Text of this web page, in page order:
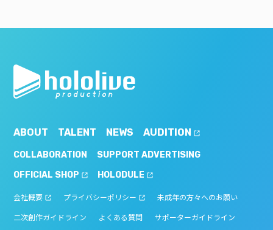
ABOUT TALENT NEWS AUDITION
COLLABORATION
SUPPORT ADVERTISING
OFFICIAL SHOP
HOLODULE
会社概要 プライバシーポリシー 未成年の方々へのお願い
二次創作ガイドライン よくある質問 サポーターガイドライン